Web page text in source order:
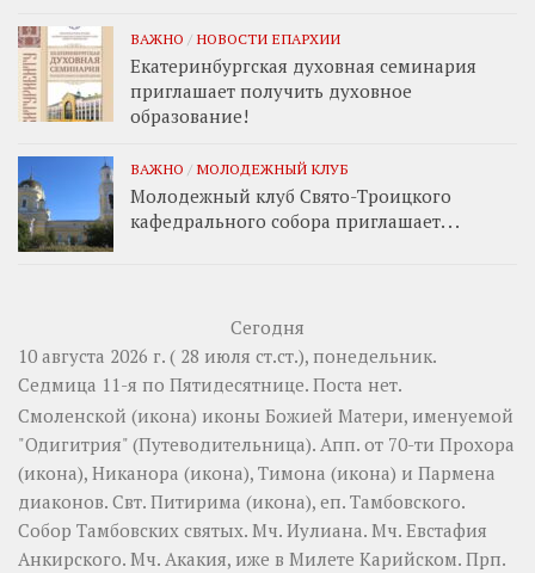
ВАЖНО / НОВОСТИ ЕПАРХИИ
Екатеринбургская духовная семинария
приглашает получить духовное
образование!
ВАЖНО / МОЛОДЕЖНЫЙ КЛУБ
Молодежный клуб Свято-Троицкого
кафедрального собора приглашает. . .
Сегодня
10 августа 2026 г. ( 28 июля ст.ст.), понедельник.
Седмица 11-я по Пятидесятнице. Поста нет.
Смоленской (икона) иконы Божией Матери, именуемой
"Одигитрия" (Путеводительница). Апп. от 70-ти Прохора
(икона), Никанора (икона), Тимона (икона) и Пармена
диаконов. Свт. Питирима (икона), еп. Тамбовского.
Собор Тамбовских святых. Мч. Иулиана. Мч. Евстафия
Анкирского. Мч. Акакия, иже в Милете Карийском. Прп.